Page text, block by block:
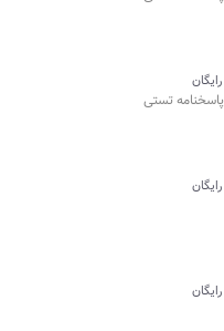
رایگان
پاسخنامه تستی
رایگان
رایگان